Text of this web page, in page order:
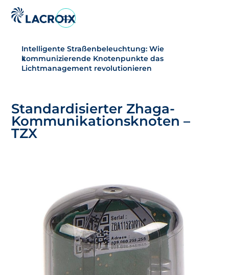
Zum
springen
Intelligente Straßenbeleuchtung: Wie
kommunizierende Knotenpunkte das
Lichtmanagement revolutionieren
Standardisierter Zhaga-
Kommunikationsknoten –
TZX